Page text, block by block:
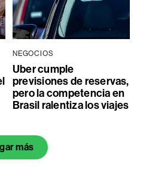
NEGOCIOS
Uber cumple
previsiones de reservas,
pero la competencia en
Brasil ralentiza los viajes
más